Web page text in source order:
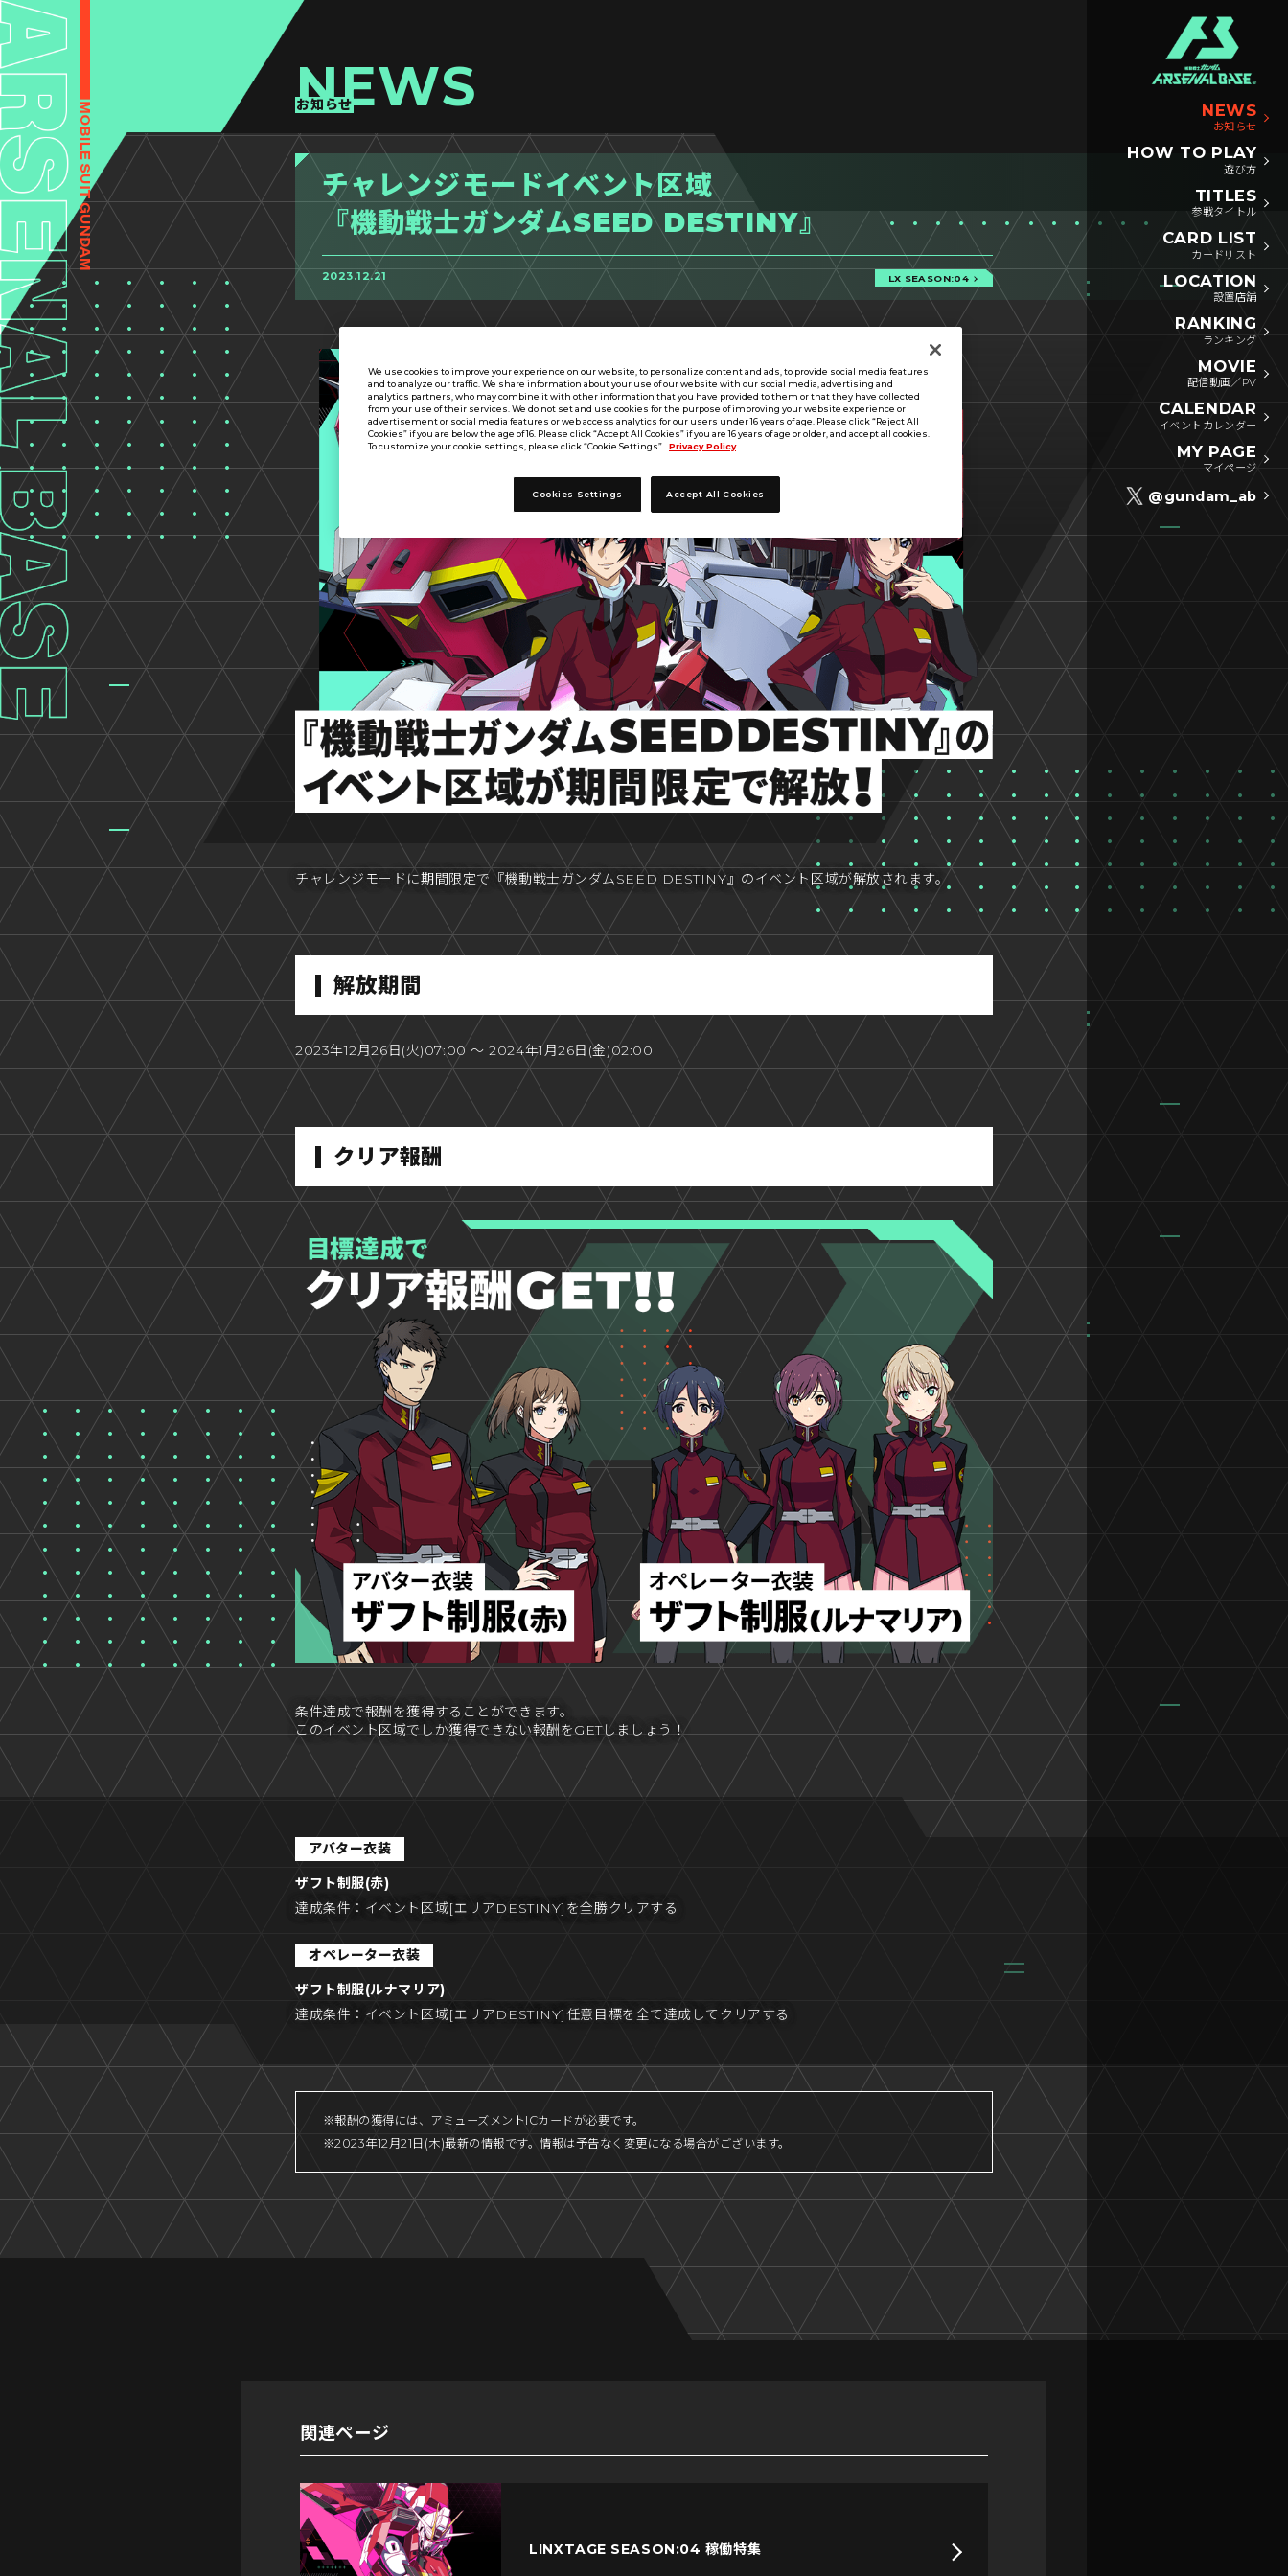
NEWS
お知らせ
HOW TO PLAY
遊び方
TITLES
参戦タイトル
CARD LIST
カードリスト
LOCATION
設置店舗
RANKING
ランキング
MOVIE
配信動画／PV
CALENDAR
イベントカレンダー
MY PAGE
マイページ
@gundam_ab
NEWS
お知らせ
チャレンジモードイベント区域
『機動戦士ガンダムSEED DESTINY』
2023.12.21 LX SEASON:04
チャレンジモードに期間限定で『機動戦士ガンダムSEED DESTINY』のイベント区域が解放されます。
解放期間
2023年12月26日(火)07:00 ～ 2024年1月26日(金)02:00
クリア報酬
条件達成で報酬を獲得することができます。
このイベント区域でしか獲得できない報酬をGETしましょう！
アバター衣装
ザフト制服(赤)
達成条件： イベント区域[エリアDESTINY]を全勝クリアする
オペレーター衣装
ザフト制服(ルナマリア)
達成条件： イベント区域[エリアDESTINY]任意目標を全て達成してクリアする
※報酬の獲得には、アミューズメントICカードが必要です。
※2023年12月21日(木)最新の情報です。情報は予告なく変更になる場合がございます。
関連ページ
LINXTAGE SEASON:04 稼働特集
We use cookies to improve your experience on our website, to personalize content and ads, to provide social media features
and to analyze our traffic. We share information about your use of our website with our social media, advertising and
analytics partners, who may combine it with other information that you have provided to them or that they have collected
from your use of their services. We do not set and use cookies for the purpose of improving your website experience or
advertisement or social media features or web access analytics for our users under 16 years of age. Please click “Reject All
Cookies” if you are below the age of 16. Please click “Accept All Cookies” if you are 16 years of age or older, and accept all cookies.
To customize your cookie settings, please click “Cookie Settings”.
Privacy Policy
Cookies Settings Accept All Cookies